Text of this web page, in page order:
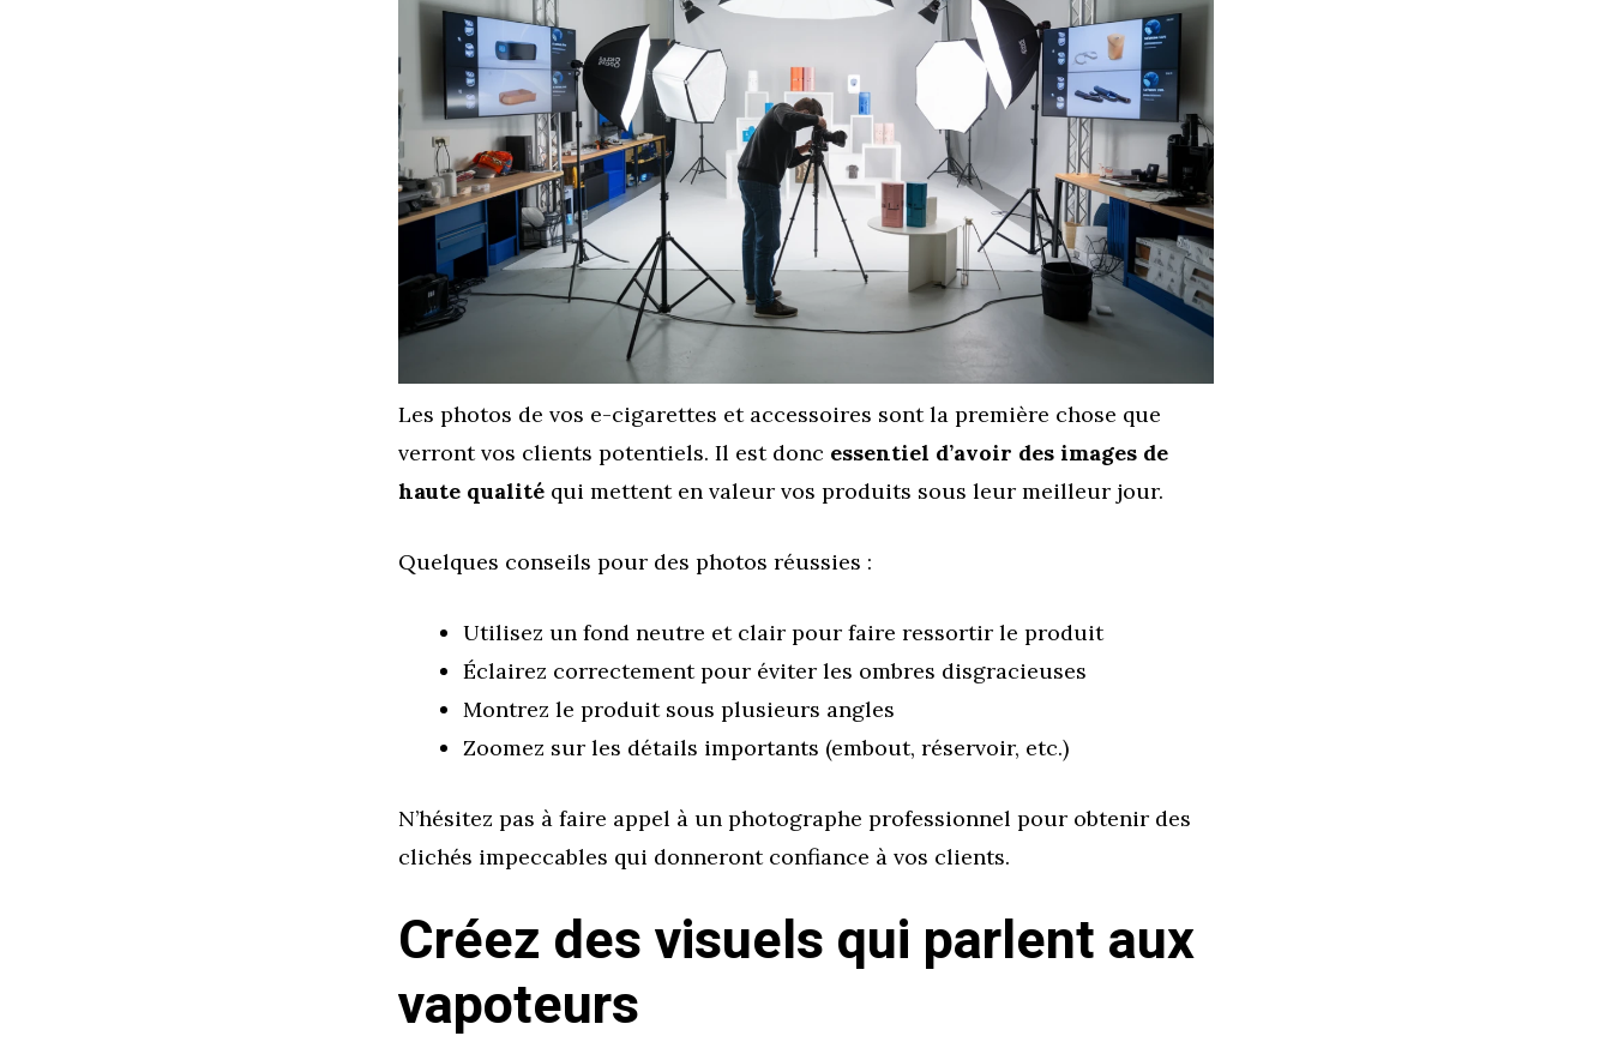
Les photos de vos e-cigarettes et accessoires sont la première chose que
verront vos clients potentiels. Il est donc essentiel d’avoir des images de
haute qualité qui mettent en valeur vos produits sous leur meilleur jour.
Quelques conseils pour des photos réussies :
Utilisez un fond neutre et clair pour faire ressortir le produit
Éclairez correctement pour éviter les ombres disgracieuses
Montrez le produit sous plusieurs angles
Zoomez sur les détails importants (embout, réservoir, etc.)
N’hésitez pas à faire appel à un photographe professionnel pour obtenir des
clichés impeccables qui donneront confiance à vos clients.
Créez des visuels qui parlent aux
vapoteurs